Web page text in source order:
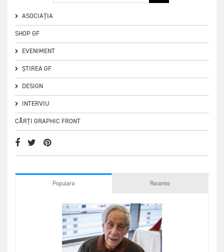
ASOCIAȚIA
SHOP GF
EVENIMENT
ȘTIREA GF
DESIGN
INTERVIU
CĂRȚI GRAPHIC FRONT
Populare Recente